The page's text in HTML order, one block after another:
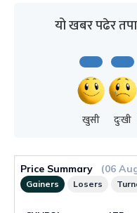
यो खबर पढेर
खुसी दुःखी